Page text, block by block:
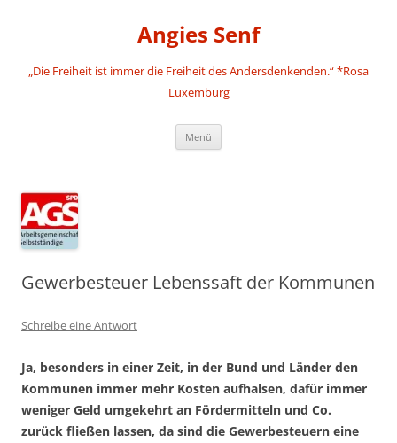
Angies Senf
„Die Freiheit ist immer die Freiheit des Andersdenkenden.“ *Rosa
Luxemburg
Menü
Gewerbesteuer Lebenssaft der Kommunen
Schreibe eine Antwort
Ja, besonders in einer Zeit, in der Bund und Länder den
Kommunen immer mehr Kosten aufhalsen, dafür immer
weniger Geld umgekehrt an Fördermitteln und Co.
zurück fließen lassen, da sind die Gewerbesteuern eine